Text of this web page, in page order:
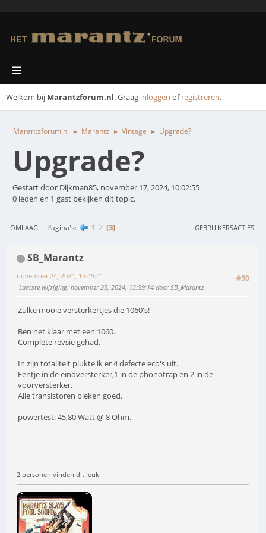
Welkom bij Marantzforum.nl. Graag inloggen ofregistreren.
Marantzforum.nl ► Marantz ► Vintage ► Upgrade?
Upgrade?
Gestart door Dijkman85, november 17, 2024, 10:02:55
0 leden en 1 gast bekijken dit topic.
OMLAAG Pagina's 1 2 3 GEBRUIKERSACTIES
SB_Marantz
#30
november 24, 2024, 15:45:41
Laatste wijziging: november 25, 2024, 13:59:14 door SB_Marantz
Zulke mooie versterkertjes die 1060's!
Ben net klaar met een 1060.
Complete revsie gehad.
In zijn totaliteit plukte ik er 4 defecte eco's uit.
Eentje in de eindversterker,1 in de phonotrap en 2 in de
voorversterker.
Alle transistoren bleken goed.
powertest: 45,80 Watt @ 8 Ohm.
2 personen vinden dit leuk.